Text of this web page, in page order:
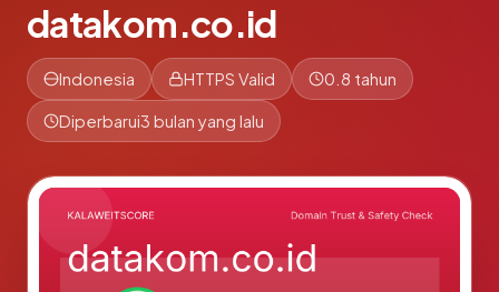
datakom.co.id
Indonesia HTTPS Valid 0.8 tahun
Diperbarui3 bulan yang lalu